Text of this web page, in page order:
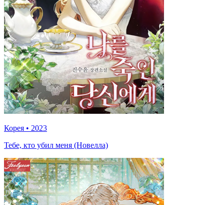
Корея • 2023
Тебе, кто убил меня (Новелла)